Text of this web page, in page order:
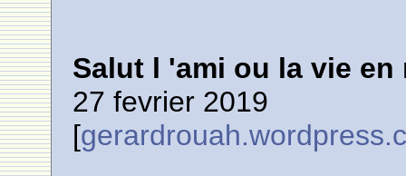
Salut l 'ami ou la vie en
27 fevrier 2019
[